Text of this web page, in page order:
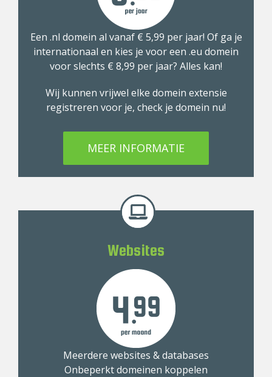
Een .nl domein al vanaf € 5,99 per jaar! Of ga je
internationaal en kies je voor een .eu domein
voor slechts € 8,99 per jaar? Alles kan!
Wij kunnen vrijwel elke domein extensie
registreren voor je, check je domein nu!
MEER INFORMATIE
Websites
Meerdere websites & databases
Onbeperkt domeinen koppelen